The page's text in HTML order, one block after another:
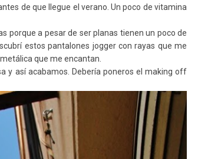
de que llegue el verano. Un poco de vitamina
porque a pesar de ser planas tienen un poco de
estos pantalones jogger con rayas que me
que me encantan.
y así acabamos. Debería poneros el making off